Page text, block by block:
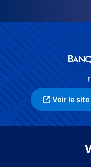
Voir le site